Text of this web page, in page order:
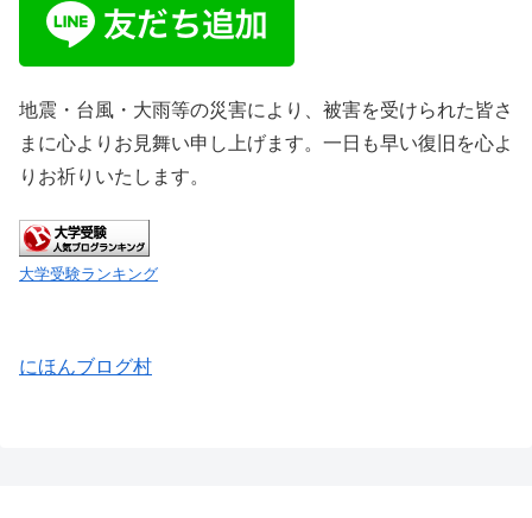
地震・台風・大雨等の災害により、被害を受けられた皆さ
まに心よりお見舞い申し上げます。一日も早い復旧を心よ
りお祈りいたします。
大学受験ランキング
にほんブログ村